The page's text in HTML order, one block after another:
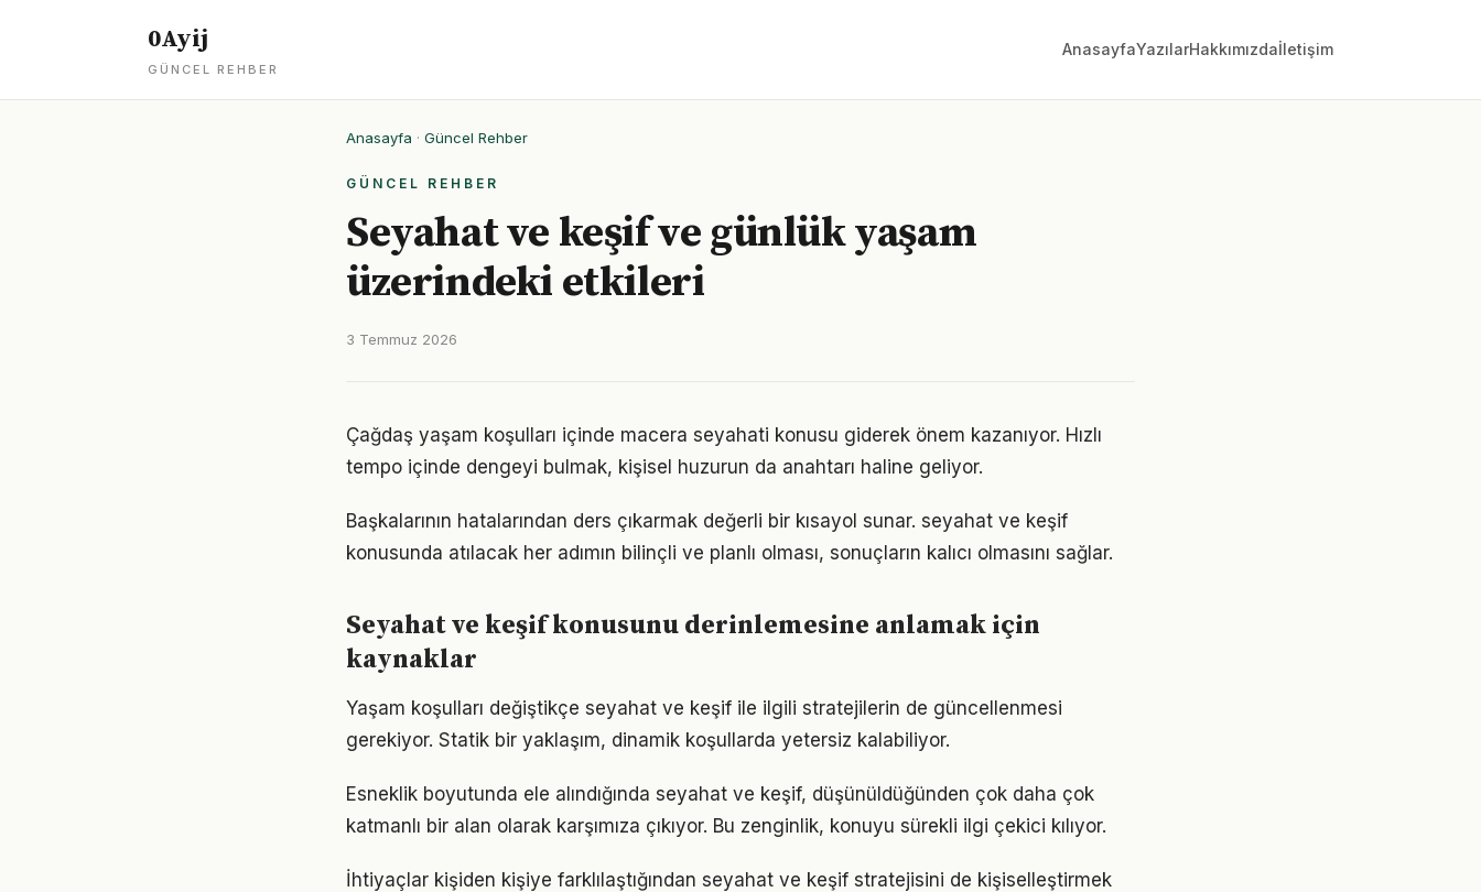
0Ayij
GÜNCEL REHBER
AnasayfaYazılarHakkımızdaİletişim
Anasayfa · Güncel Rehber
GÜNCEL REHBER
Seyahat ve keşif ve günlük yaşam
üzerindeki etkileri
3 Temmuz 2026
Çağdaş yaşam koşulları içinde macera seyahati konusu giderek önem kazanıyor. Hızlı
tempo içinde dengeyi bulmak, kişisel huzurun da anahtarı haline geliyor.
Başkalarının hatalarından ders çıkarmak değerli bir kısayol sunar. seyahat ve keşif
konusunda atılacak her adımın bilinçli ve planlı olması, sonuçların kalıcı olmasını sağlar.
Seyahat ve keşif konusunu derinlemesine anlamak için
kaynaklar
Yaşam koşulları değiştikçe seyahat ve keşif ile ilgili stratejilerin de güncellenmesi
gerekiyor. Statik bir yaklaşım, dinamik koşullarda yetersiz kalabiliyor.
Esneklik boyutunda ele alındığında seyahat ve keşif, düşünüldüğünden çok daha çok
katmanlı bir alan olarak karşımıza çıkıyor. Bu zenginlik, konuyu sürekli ilgi çekici kılıyor.
İhtiyaçlar kişiden kişiye farklılaştığından seyahat ve keşif stratejisini de kişiselleştirmek